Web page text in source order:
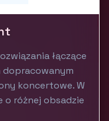
łączące
dopracowanym
koncertowe. W
o różnej obsadzie